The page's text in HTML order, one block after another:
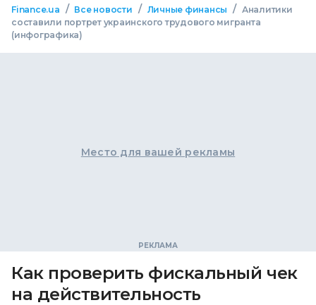
Finance.ua / Все новости / Личные финансы / Аналитики
составили портрет украинского трудового мигранта
(инфографика)
Место для вашей рекламы
Как проверить фискальный чек
на действительность